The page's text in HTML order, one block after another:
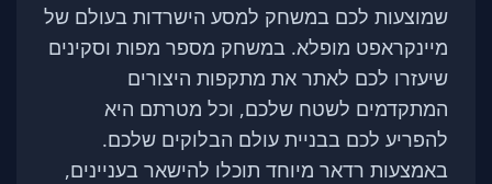
שמוצעות לכם במשחק למסע הישרדות בעולם של
מיינקראפט מופלא. במשחק מספר מפות וסקינים
שיעזרו לכם לאתר את מתקפות היצורים
המתקדמים לשטח שלכם, וכל מטרתם היא
להפריע לכם בבניית עולם הבלוקים שלכם.
באמצעות רדאר מיוחד תוכלו להישאר בעניינים,